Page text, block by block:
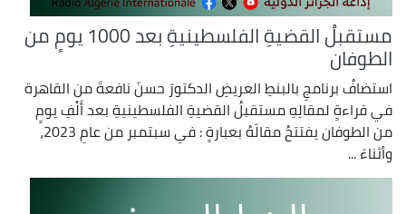
مستقبلُ القضيةِ الفلسطينيةِ بعد 1000 يومٍ من
الطوفان
استضافُ برنامجِ بالبنطِ العريضِ الدكتورَ حسنَ نافعةَ من القاهرة
في قراءةٍ لمقالِهِ مستقبلُ القضيةِ الفلسطينيةِ بعد أَلْفِ يومٍ
من الطوفان يفتتحُ مقالَهُ بعبارةٍ : في سبتمبر من عامِ 2023،
وأثناءَ ...